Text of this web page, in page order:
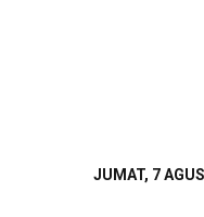
JUMAT, 7